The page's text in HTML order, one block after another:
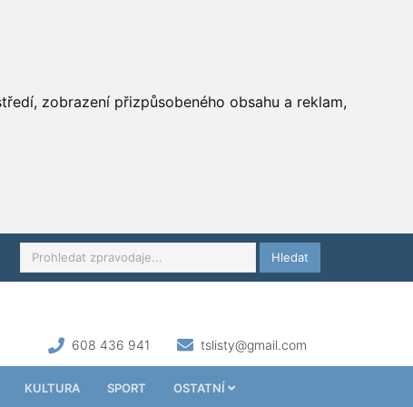
zobrazení přizpůsobeného obsahu a reklam,
Hledat
608 436 941 tslisty@gmail.com
KULTURA SPORT OSTATNÍ